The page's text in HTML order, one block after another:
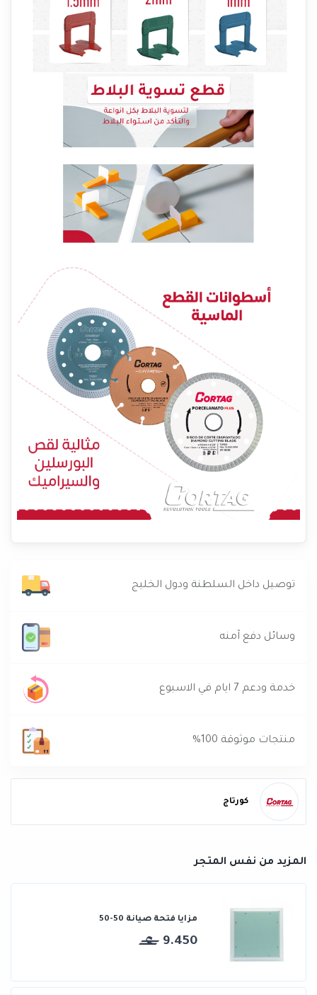
توصيل داخل السلطنة ودول الخليج
وسائل دفع آمنه
خدمة ودعم 7 ايام في الاسبوع
منتجات موثوقة 100%
كورتاج
المزيد من نفس المتجر
مزايا فتحة صيانة 50-50
9.450